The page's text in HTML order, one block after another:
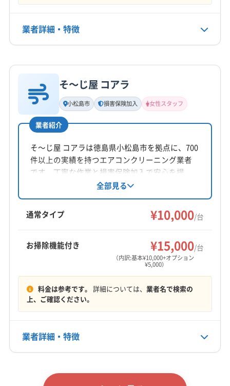
定休日
年中無休
電話番号
公式HP
公式サイトなし
業者詳細・特徴
基本情報
代表者名
船越寿郎
所在地
徳島県北佐古二番町2-14号
対応地域
吉野川市 三好市
美馬市
鳴門市 海部郡海陽町
海部郡美波町
海部郡牟岐町
勝浦郡勝浦町
板野郡上板町
板野郡板野町
板野郡北島町
美馬郡つるぎ町
名西郡神山町
(香川県) 高松市
(香川県) 東かがわ市
定休日
非公開
公式サイトなし
そ〜じ屋 コアラ
小松島市 損害保険加入 女性スタッフ
業者紹介
そ〜じ屋 コアラは徳島県小松島市を拠点に、700
件以上の実績を持つエアコンクリーニング業者
です。丁寧な作業と損害保険加入で安心を提
供。女性スタッフ同行可能で、ペットがいる家
庭にも配慮しています。基本料金10,000円/台か
らで、お掃除機能付きや室外機洗浄などのオプ
ションも充実。生活に合わせたオンリーワンサ
全部見る
通常タイプ ¥10,000/台
お掃除機能付き ¥15,000/台
（内訳:基本¥10,000+オプション
¥5,000）
料金は参考です。 詳細については、 業者名で検索の
上、ご確認ください。
業者詳細・特徴